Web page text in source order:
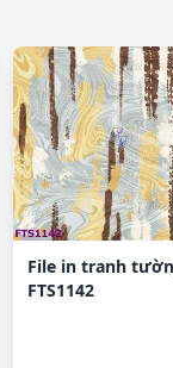
File in tranh
FTS1142